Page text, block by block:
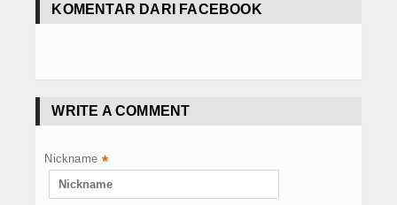
KOMENTAR DARI FACEBOOK
WRITE A COMMENT
Nickname *